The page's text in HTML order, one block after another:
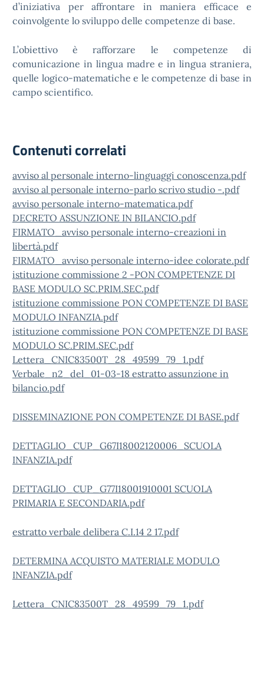
d’iniziativa per affrontare in maniera efficace e
coinvolgente lo sviluppo delle competenze di base.
L’obiettivo è rafforzare le competenze di
comunicazione in lingua madre e in lingua straniera,
quelle logico-matematiche e le competenze di base in
campo scientifico.
Contenuti correlati
avviso al personale interno-linguaggi conoscenza.pdf
avviso al personale interno-parlo scrivo studio -.pdf
avviso personale interno-matematica.pdf
DECRETO ASSUNZIONE IN BILANCIO.pdf
FIRMATO_avviso personale interno-creazioni in
libertà.pdf
FIRMATO_avviso personale interno-idee colorate.pdf
istituzione commissione 2 -PON COMPETENZE DI
BASE MODULO SC.PRIM.SEC.pdf
istituzione commissione PON COMPETENZE DI BASE
MODULO INFANZIA.pdf
istituzione commissione PON COMPETENZE DI BASE
MODULO SC.PRIM.SEC.pdf
Lettera_CNIC83500T_28_49599_79_1.pdf
Verbale_n2_del_01-03-18 estratto assunzione in
bilancio.pdf
DISSEMINAZIONE PON COMPETENZE DI BASE.pdf
DETTAGLIO_CUP_G67I18002120006_SCUOLA
INFANZIA.pdf
DETTAGLIO_CUP_G77I18001910001 SCUOLA
PRIMARIA E SECONDARIA.pdf
estratto verbale delibera C.I.14 2 17.pdf
DETERMINA ACQUISTO MATERIALE MODULO
INFANZIA.pdf
Lettera_CNIC83500T_28_49599_79_1.pdf